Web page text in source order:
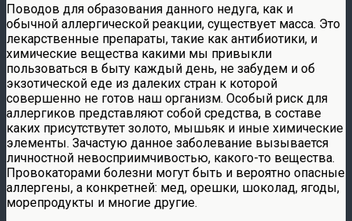
Поводов для образования данного недуга, как и
обычной аллергической реакции, существует масса. Это
лекарственные препараты, такие как антибиотики, и
химические вещества какими мы привыкли
пользоваться в быту каждый день, не забудем и об
экзотической еде из далеких стран к которой
совершенно не готов наш организм. Особый риск для
аллергиков представляют собой средства, в составе
каких присутствутет золото, мышьяк и иные химические
элементы. Зачастую данное заболевание вызывается
личностной невосприимчивостью, какого-то вещества.
Провокаторами болезни могут быть и вероятно опасные
аллергены, а конкретней: мед, орешки, шоколад, ягоды,
морепродукты и многие другие.